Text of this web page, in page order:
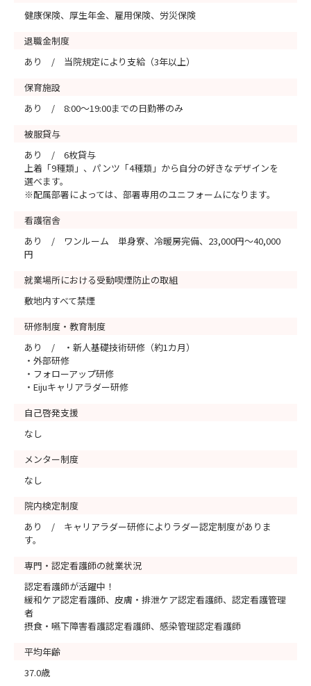
健康保険、厚生年金、雇用保険、労災保険
退職金制度
あり / 当院規定により支給（3年以上）
保育施設
あり / 8:00～19:00までの日勤帯のみ
被服貸与
あり / 6枚貸与
上着「9種類」、パンツ「4種類」から自分の好きなデザインを
選べます。
※配属部署によっては、部署専用のユニフォームになります。
看護宿舎
あり / ワンルーム 単身寮、冷暖房完備、23,000円～40,000
円
就業場所における受動喫煙防止の取組
敷地内すべて禁煙
研修制度・教育制度
あり / ・新人基礎技術研修（約1カ月）
・外部研修
・フォローアップ研修
・Eijuキャリアラダー研修
自己啓発支援
なし
メンター制度
なし
院内検定制度
あり / キャリアラダー研修によりラダー認定制度がありま
す。
専門・認定看護師の就業状況
認定看護師が活躍中！
緩和ケア認定看護師、皮膚・排泄ケア認定看護師、認定看護管理
者
摂食・嚥下障害看護認定看護師、感染管理認定看護師
平均年齢
37.0歳